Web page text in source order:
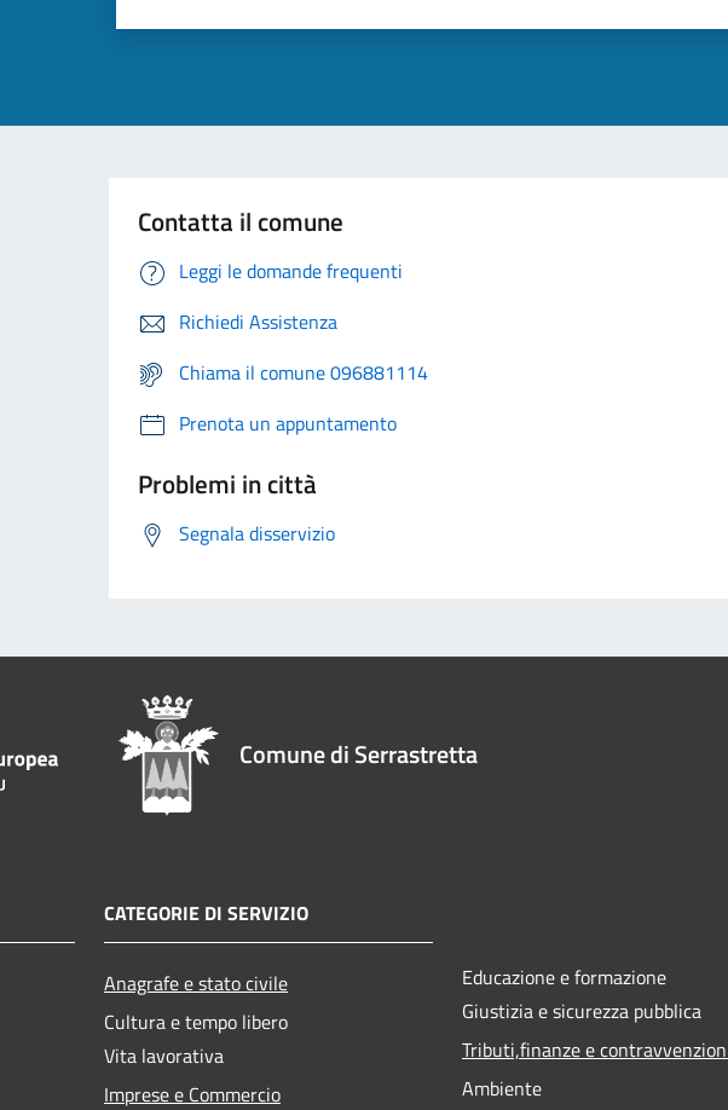
Contatta il comune
Leggi le domande frequenti
Richiedi Assistenza
Chiama il comune 096881114
Prenota un appuntamento
Problemi in città
Segnala disservizio
Comune di Serrastretta
CATEGORIE DI SERVIZIO
Anagrafe e stato civile
Cultura e tempo libero
Vita lavorativa
Imprese e Commercio
Educazione e formazione
Giustizia e sicurezza pubblica
Tributi,finanze e
Ambiente